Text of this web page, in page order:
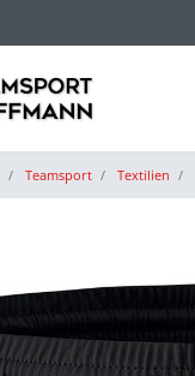
Teamsport Textilien